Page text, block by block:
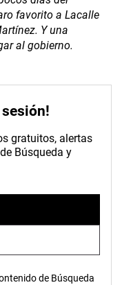
favorito a Lacalle
Y una
al gobierno.
gratuitos, alertas
Búsqueda y
de Búsqueda